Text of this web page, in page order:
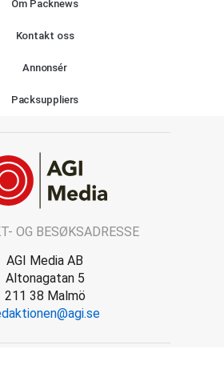
Om Packnews
Kontakt oss
Annonsér
Packsuppliers
OG BESØKSADRESSE
AGI Media AB
Altonagatan 5
211 38 Malmö